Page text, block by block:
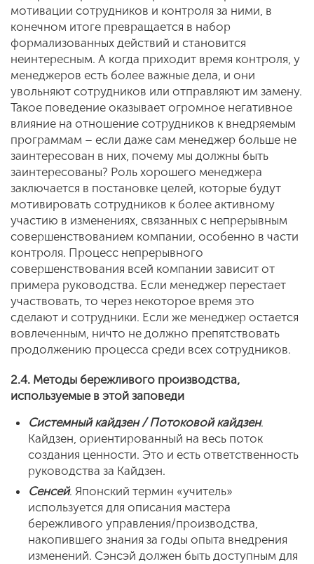
мотивации сотрудников и контроля за ними, в
конечном итоге превращается в набор
формализованных действий и становится
неинтересным. А когда приходит время контроля, у
менеджеров есть более важные дела, и они
увольняют сотрудников или отправляют им замену.
Такое поведение оказывает огромное негативное
влияние на отношение сотрудников к внедряемым
программам – если даже сам менеджер больше не
заинтересован в них, почему мы должны быть
заинтересованы? Роль хорошего менеджера
заключается в постановке целей, которые будут
мотивировать сотрудников к более активному
участию в изменениях, связанных с непрерывным
совершенствованием компании, особенно в части
контроля. Процесс непрерывного
совершенствования всей компании зависит от
примера руководства. Если менеджер перестает
участвовать, то через некоторое время это
сделают и сотрудники. Если же менеджер остается
вовлеченным, ничто не должно препятствовать
продолжению процесса среди всех сотрудников.
2.4. Методы бережливого производства,
используемые в этой заповеди
Системный кайдзен / Потоковой кайдзен.
Кайдзен, ориентированный на весь поток
создания ценности. Это и есть ответственность
руководства за Кайдзен.
Сенсей. Японский термин «учитель»
используется для описания мастера
бережливого управления/производства,
накопившего знания за годы опыта внедрения
изменений. Сэнсэй должен быть доступным для